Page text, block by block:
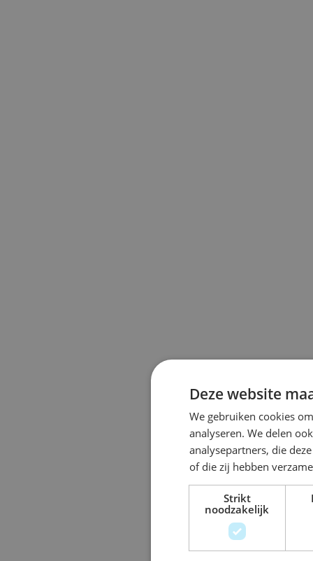
Deze website
We gebruiken cookies
analyseren. We delen
analysepartners, die
of die zij hebben
Strikt
noodzakelijk